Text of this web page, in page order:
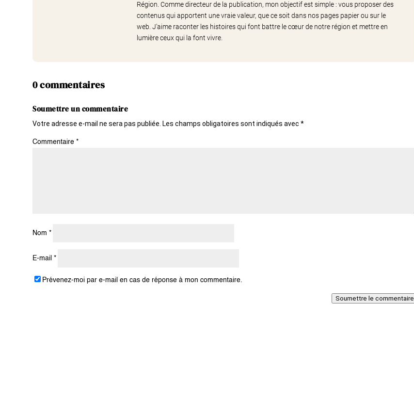
Région. Comme directeur de la publication, mon objectif est simple : vous proposer des
contenus qui apportent une vraie valeur, que ce soit dans nos pages papier ou sur le
web. J'aime raconter les histoires qui font battre le cœur de notre région et mettre en
lumière ceux qui la font vivre.
0 commentaires
Soumettre un commentaire
Votre adresse e-mail ne sera pas publiée. Les champs obligatoires sont indiqués avec*
Commentaire*
Nom*
E-mail*
Prévenez-moi par e-mail en cas de réponse à mon commentaire.
Soumettre le commentaire